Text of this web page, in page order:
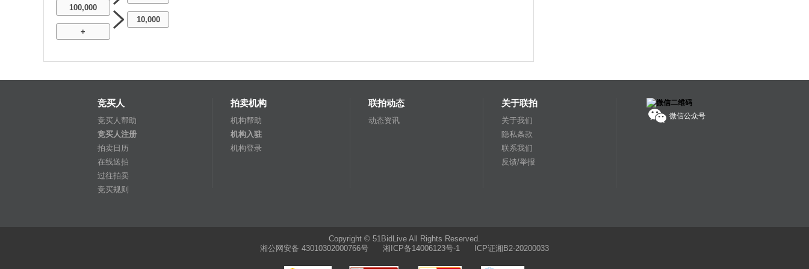
100,000
10,000
+
400-608-1178
竞买人
竞买人帮助
竞买人注册
拍卖日历
在线送拍
过往拍卖
竞买规则
拍卖机构
机构帮助
机构入驻
机构登录
联拍动态
动态资讯
关于联拍
关于我们
隐私条款
联系我们
反馈/举报
微信公众号
Copyright © 51BidLive All Rights Reserved.
湘公网安备 43010302000766号 湘ICP备14006123号-1 ICP证湘B2-20200033